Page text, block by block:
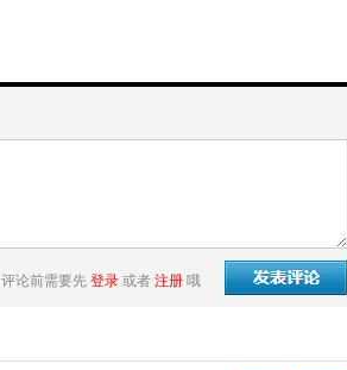
评论前需要先 登录 或者 注册 哦